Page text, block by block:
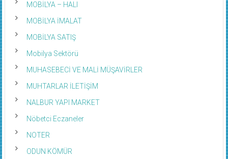
MOBİLYA – HALI
MOBİLYA İMALAT
MOBİLYA SATIŞ
Mobilya Sektörü
MUHASEBECİ VE MALİ MÜŞAVİRLER
MUHTARLAR İLETİŞİM
NALBUR YAPI MARKET
Nöbetci Eczaneler
NOTER
ODUN KÖMÜR